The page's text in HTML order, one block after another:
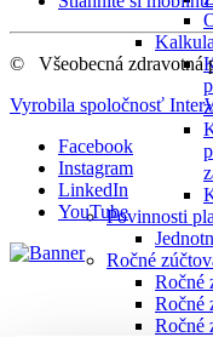
Povinnosti
Ročné
Ročné
Ročné
Ročné
© Všeobecná
Vyrobila spoločnosť
Facebook
Instagram
LinkedIn
YouTube